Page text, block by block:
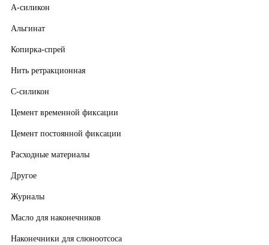
А-силикон
Альгинат
Копирка-спрей
Нить ретракционная
С-силикон
Цемент временной фиксации
Цемент постоянной фиксации
Расходные материалы
Другое
Журналы
Масло для наконечников
Наконечники для слюноотсоса